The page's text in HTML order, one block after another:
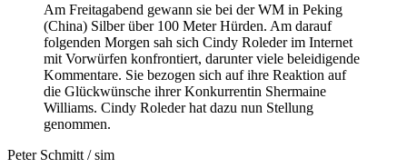
Am Freitagabend gewann sie bei der WM in Peking
(China) Silber über 100 Meter Hürden. Am darauf
folgenden Morgen sah sich Cindy Roleder im Internet
mit Vorwürfen konfrontiert, darunter viele beleidigende
Kommentare. Sie bezogen sich auf ihre Reaktion auf
die Glückwünsche ihrer Konkurrentin Shermaine
Williams. Cindy Roleder hat dazu nun Stellung
genommen.
Peter Schmitt / sim